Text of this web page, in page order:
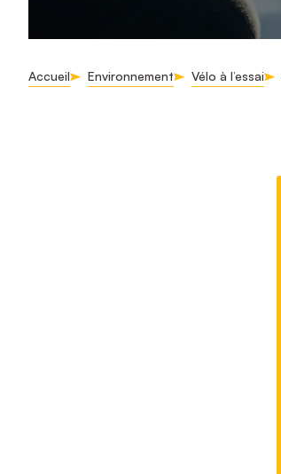
Accueil Environnement Vélo à l’essai